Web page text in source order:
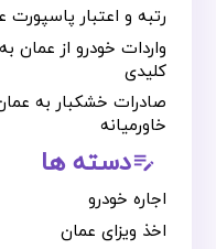
رتبه و اعتبار پاسپورت
واردات خودرو از عمان
کلیدی
صادرات خشکبار به
خاورمیانه
edit_noteدسته ها
اجاره خودرو
اخذ ویزای عمان